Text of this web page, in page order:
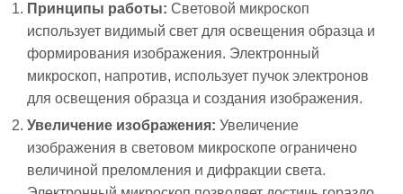
Принципы работы: Световой микроскоп
использует видимый свет для освещения образца и
формирования изображения. Электронный
микроскоп, напротив, использует пучок электронов
для освещения образца и создания изображения.
Увеличение изображения: Увеличение
изображения в световом микроскопе ограничено
величиной преломления и дифракции света.